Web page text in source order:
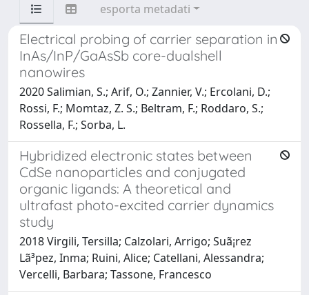
esporta metadati
Electrical probing of carrier separation in
InAs/InP/GaAsSb core-dualshell
nanowires
2020 Salimian, S.; Arif, O.; Zannier, V.; Ercolani, D.;
Rossi, F.; Momtaz, Z. S.; Beltram, F.; Roddaro, S.;
Rossella, F.; Sorba, L.
Hybridized electronic states between
CdSe nanoparticles and conjugated
organic ligands: A theoretical and
ultrafast photo-excited carrier dynamics
study
2018 Virgili, Tersilla; Calzolari, Arrigo; Suã¡rez
Lã³pez, Inma; Ruini, Alice; Catellani, Alessandra;
Vercelli, Barbara; Tassone, Francesco